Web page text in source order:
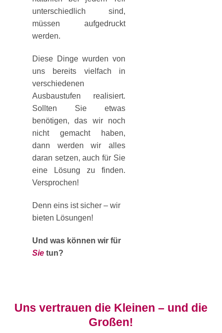
unterschiedlich sind,
müssen aufgedruckt
werden.
Diese Dinge wurden von
uns bereits vielfach in
verschiedenen
Ausbaustufen realisiert.
Sollten Sie etwas
benötigen, das wir noch
nicht gemacht haben,
dann werden wir alles
daran setzen, auch für Sie
eine Lösung zu finden.
Versprochen!
Denn eins ist sicher – wir
bieten Lösungen!
Und was können wir für
Sie tun?
Uns vertrauen die Kleinen – und die
Großen!